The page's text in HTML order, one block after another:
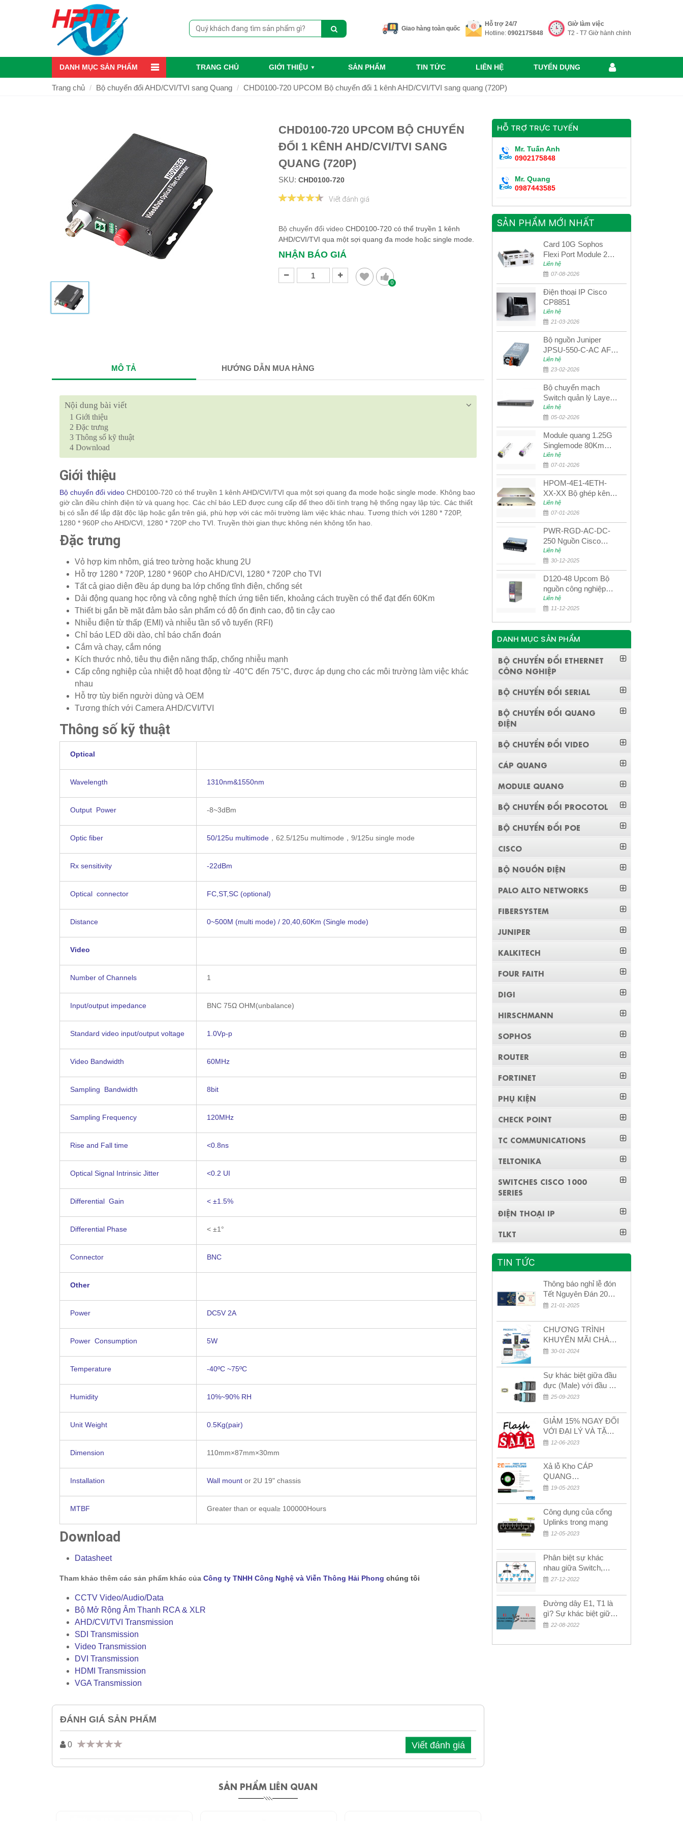
Giao hàng toàn quốc
Hỗ trợ 24/7
Hotline: 0902175848
Giờ làm việc
T2 - T7 Giờ hành chính
DANH MỤC SẢN PHẨM TRANG CHỦ GIỚI THIỆU SẢN PHẨM TIN TỨC LIÊN HỆ TUYỂN DỤNG
Trang chủ Bộ chuyển đổi AHD/CVI/TVI sang Quang CHD0100-720 UPCOM Bộ chuyển đổi 1 kênh AHD/CVI/TVI sang quang (720P)
CHD0100-720 UPCOM BỘ CHUYỂN
ĐỔI 1 KÊNH AHD/CVI/TVI SANG
QUANG (720P)
SKU: CHD0100-720
Viết đánh giá
Bộ chuyển đổi videoCHD0100-720 có thể truyền 1 kênh
AHD/CVI/TVI qua một sợi quang đa mode hoặc single mode.
NHẬN BÁO GIÁ
0
MÔ TẢ HƯỚNG DẪN MUA HÀNG
Nội dung bài viết
1 Giới thiệu
2 Đặc trưng
3 Thông số kỹ thuật
4 Download
Giới thiệu
Bộ chuyển đổi video CHD0100-720 có thể truyền 1 kênh AHD/CVI/TVI qua một sợi quang đa mode hoặc single mode. Không bao
giờ cần điều chỉnh điện tử và quang học. Các chỉ báo LED được cung cấp để theo dõi tình trạng hệ thống ngay lập tức. Các thiết
bị có sẵn để lắp đặt độc lập hoặc gắn trên giá, phù hợp với các môi trường làm việc khác nhau. Tương thích với 1280 * 720P,
1280 * 960P cho AHD/CVI, 1280 * 720P cho TVI. Truyền thời gian thực không nén không tổn hao.
Đặc trưng
Vỏ hợp kim nhôm, giá treo tường hoặc khung 2U
Hỗ trợ 1280 * 720P, 1280 * 960P cho AHD/CVI, 1280 * 720P cho TVI
Tất cả giao diện đều áp dụng ba lớp chống tĩnh điện, chống sét
Dải động quang học rộng và công nghệ thích ứng tiên tiến, khoảng cách truyền có thể đạt đến 60Km
Thiết bị gắn bề mặt đảm bảo sản phẩm có độ ổn định cao, độ tin cậy cao
Nhiễu điện từ thấp (EMI) và nhiễu tần số vô tuyến (RFI)
Chỉ báo LED dồi dào, chỉ báo chẩn đoán
Cắm và chạy, cắm nóng
Kích thước nhỏ, tiêu thụ điện năng thấp, chống nhiễu mạnh
Cấp công nghiệp của nhiệt độ hoạt động từ -40°C đến 75°C, được áp dụng cho các môi trường làm việc khác
nhau
Hỗ trợ tùy biến người dùng và OEM
Tương thích với Camera AHD/CVI/TVI
Thông số kỹ thuật
Optical
Wavelength 1310nm&1550nm
Output Power -8~3dBm
Optic fiber 50/125u multimode ，62.5/125u multimode，9/125u single mode
Rx sensitivity -22dBm
Optical connector FC,ST,SC (optional)
Distance 0~500M (multi mode) / 20,40,60Km (Single mode)
Video
Number of Channels 1
Input/output impedance BNC 75Ω OHM(unbalance)
Standard video input/output voltage 1.0Vp-p
Video Bandwidth 60MHz
Sampling Bandwidth 8bit
Sampling Frequency 120MHz
Rise and Fall time <0.8ns
Optical Signal Intrinsic Jitter <0.2 UI
Differential Gain < ±1.5%
Differential Phase < ±1°
Connector BNC
Other
Power DC5V 2A
Power Consumption 5W
Temperature -40ºC ~75ºC
Humidity 10%~90% RH
Unit Weight 0.5Kg(pair)
Dimension 110mm×87mm×30mm
Installation Wall mount or 2U 19" chassis
MTBF Greater than or equal≥ 100000Hours
Download
Datasheet
Tham khảo thêm các sản phẩm khác của Công ty TNHH Công Nghệ và Viễn Thông Hải Phong chúng tôi
CCTV Video/Audio/Data
Bộ Mở Rộng Âm Thanh RCA & XLR
AHD/CVI/TVI Transmission
SDI Transmission
Video Transmission
DVI Transmission
HDMI Transmission
VGA Transmission
ĐÁNH GIÁ SẢN PHẨM
0 Viết đánh giá
SẢN PHẨM LIÊN QUAN
HỖ TRỢ TRỰC TUYẾN
Mr. Tuấn Anh
0902175848
Mr. Quang
0987443585
SẢN PHẨM MỚI NHẤT
Card 10G Sophos
Flexi Port Module 2
port 10GbE SFP+
SGMOD2F2PUR
2port 10GbE SFP+
Liên hệ
07-08-2026
Điện thoại IP Cisco
CP8851
Liên hệ
21-03-2026
Bộ nguồn Juniper
JPSU-550-C-AC AFO
nguồn AC công suất
550W dùng cho dòng
switch Juniper
Networks EX4400
Liên hệ
23-02-2026
Bộ chuyển mạch
Switch quản lý Layer 3
Juniper QFX5100-48S
Liên hệ
05-02-2026
Module quang 1.25G
Singlemode 80Km
UPCOM MWS-12-45-
80AD/MWS-12-54-
80BD
Liên hệ
07-01-2026
HPOM-4E1-4ETH-
XX-XX Bộ ghép kênh
quang quản lý SDH
4E1+4ETH+RS232
Liên hệ
07-01-2026
PWR-RGD-AC-DC-
250 Nguồn Cisco
Industrial 250W
PoE/PoE+
Liên hệ
30-12-2025
D120-48 Upcom Bộ
nguồn công nghiệp
đầu ra đơn 120W
48VDC
Liên hệ
11-12-2025
DANH MỤC SẢN PHẨM
BỘ CHUYỂN ĐỔI ETHERNET
CÔNG NGHIỆP
BỘ CHUYỂN ĐỔI SERIAL
BỘ CHUYỂN ĐỔI QUANG
ĐIỆN
BỘ CHUYỂN ĐỔI VIDEO
CÁP QUANG
MODULE QUANG
BỘ CHUYỂN ĐỔI PROCOTOL
BỘ CHUYỂN ĐỔI POE
CISCO
BỘ NGUỒN ĐIỆN
PALO ALTO NETWORKS
FIBERSYSTEM
JUNIPER
KALKITECH
FOUR FAITH
DIGI
HIRSCHMANN
SOPHOS
ROUTER
FORTINET
PHỤ KIỆN
CHECK POINT
TC COMMUNICATIONS
TELTONIKA
SWITCHES CISCO 1000
SERIES
ĐIỆN THOẠI IP
TLKT
TIN TỨC
Thông báo nghỉ lễ đón
Tết Nguyên Đán 2026
– Xuân Bính Ngọ!
21-01-2025
CHƯƠNG TRÌNH
KHUYẾN MÃI CHÀO
MỪNG NĂM MỚI
30-01-2024
Sự khác biệt giữa đầu
đực (Male) với đầu cái
(Female) trong bộ đầu
25-09-2023
GIẢM 15% NGAY ĐỐI
VỚI ĐẠI LÝ VÀ TẶNG
QUÀ KHÁCH HÀNG
12-06-2023
Xả lỗ Kho CÁP
QUANG
MULTIMODE CÁP
MULTIMODE 4-8-12-
24Fo SỢI OM1-OM2-
OM3 Siêu Rẻ 5k
19-05-2023
Công dụng của cổng
Uplinks trong mạng
12-05-2023
Phân biệt sự khác
nhau giữa Switch,
Router và Hub
27-12-2022
Đường dây E1, T1 là
gì? Sự khác biệt giữa
E1 và T1
22-08-2022